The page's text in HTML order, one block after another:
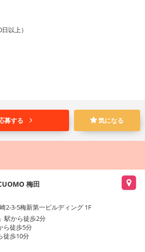
以上）
募する 気になる
梅田
2-3-5梅新第一ビルディング 1F
駅から徒歩2分
ら徒歩5分
徒歩10分